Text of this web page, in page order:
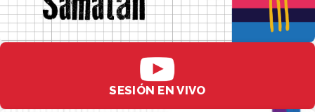
SESIÓN EN VIVO